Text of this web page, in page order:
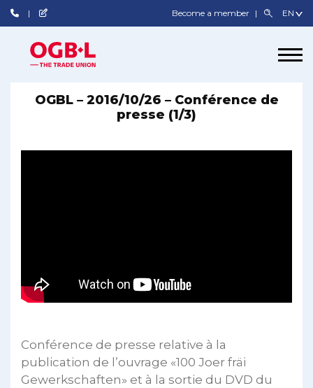
Become a member
OGBL – 2016/10/26 – Conférence de
presse (1/3)
Conférence de presse relative à la
publication de l’ouvrage «100 Joer fräi
Gewerkschaften» et à la sortie du DVD du